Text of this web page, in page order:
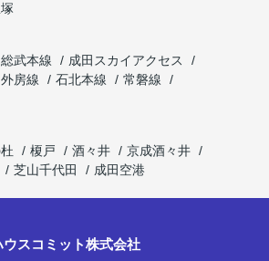
総武本線
成田スカイアクセス
外房線 石北本線
常磐線
榎戸 酒々井
京成酒々井
芝山千代田 成田空港
ウスコミット株式会社